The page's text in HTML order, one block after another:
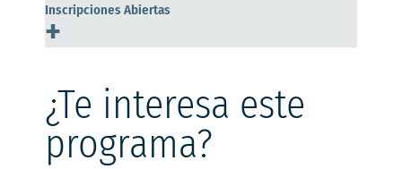
Inscripciones Abiertas
+
¿Te interesa este
programa?